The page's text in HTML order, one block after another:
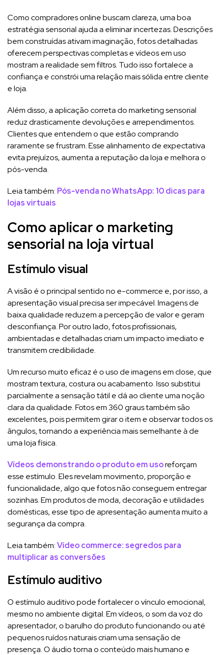
Como compradores online buscam clareza, uma boa
estratégia sensorial ajuda a eliminar incertezas. Descrições
bem construídas ativam imaginação, fotos detalhadas
oferecem perspectivas completas e vídeos em uso
mostram a realidade sem filtros. Tudo isso fortalece a
confiança e constrói uma relação mais sólida entre cliente
e loja.
Além disso, a aplicação correta do marketing sensorial
reduz drasticamente devoluções e arrependimentos.
Clientes que entendem o que estão comprando
raramente se frustram. Esse alinhamento de expectativa
evita prejuízos, aumenta a reputação da loja e melhora o
pós-venda.
Leia também: Pós-venda no WhatsApp: 10 dicas para
lojas virtuais
Como aplicar o marketing
sensorial na loja virtual
Estímulo visual
A visão é o principal sentido no e-commerce e, por isso, a
apresentação visual precisa ser impecável. Imagens de
baixa qualidade reduzem a percepção de valor e geram
desconfiança. Por outro lado, fotos profissionais,
ambientadas e detalhadas criam um impacto imediato e
transmitem credibilidade.
Um recurso muito eficaz é o uso de imagens em close, que
mostram textura, costura ou acabamento. Isso substitui
parcialmente a sensação tátil e dá ao cliente uma noção
clara da qualidade. Fotos em 360 graus também são
excelentes, pois permitem girar o item e observar todos os
ângulos, tornando a experiência mais semelhante à de
uma loja física.
Vídeos demonstrando o produto em usoreforçam
esse estímulo. Eles revelam movimento, proporção e
funcionalidade, algo que fotos não conseguem entregar
sozinhas. Em produtos de moda, decoração e utilidades
domésticas, esse tipo de apresentação aumenta muito a
segurança da compra.
Leia também:Vídeo commerce: segredos para
multiplicar as conversões
Estímulo auditivo
O estímulo auditivo pode fortalecer o vínculo emocional,
mesmo no ambiente digital. Em vídeos, o som da voz do
apresentador, o barulho do produto funcionando ou até
pequenos ruídos naturais criam uma sensação de
presença. O áudio torna o conteúdo mais humano e